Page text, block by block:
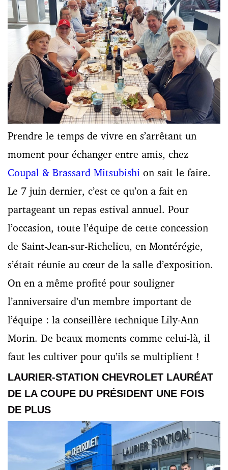
Prendre le temps de vivre en s’arrêtant un
moment pour échanger entre amis, chez
Coupal & Brassard Mitsubishi on sait le faire.
Le 7 juin dernier, c’est ce qu’on a fait en
partageant un repas estival annuel. Pour
l’occasion, toute l’équipe de cette concession
de Saint-Jean-sur-Richelieu, en Montérégie,
s’était réunie au cœur de la salle d’exposition.
On en a même profité pour souligner
l’anniversaire d’un membre important de
l’équipe : la conseillère technique Lily-Ann
Morin. De beaux moments comme celui-là, il
faut les cultiver pour qu’ils se multiplient !
LAURIER-STATION CHEVROLET LAURÉAT
DE LA COUPE DU PRÉSIDENT UNE FOIS
DE PLUS